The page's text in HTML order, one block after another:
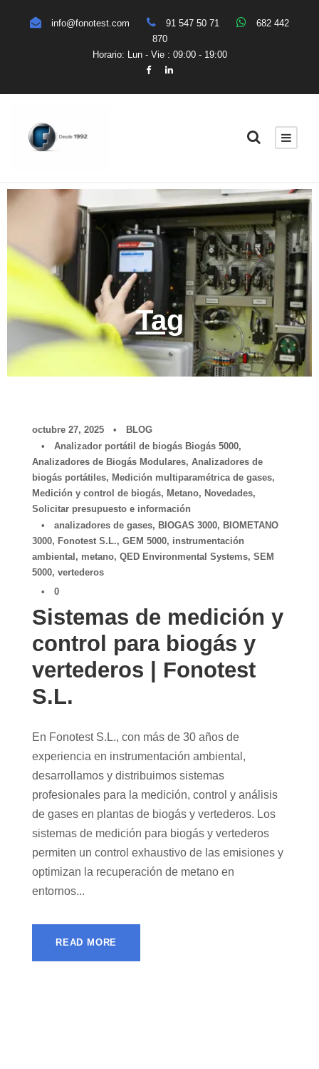
info@fonotest.com 91 547 50 71
682 442
870
Horario: Lun - Vie : 09:00 - 19:00
Tag
octubre 27, 2025 •
BLOG
•
Analizador portátil de biogás Biogás 5000,
Analizadores de Biogás Modulares, Analizadores de
biogás portátiles, Medición multiparamétrica de gases,
Medición y control de biogás, Metano, Novedades,
Solicitar presupuesto e información
•
analizadores de gases, BIOGAS 3000, BIOMETANO
3000, Fonotest S.L., GEM 5000, instrumentación
ambiental , metano, QED Environmental Systems, SEM
5000, vertederos
•
0
Sistemas de medición y
control para biogás y
vertederos | Fonotest
S.L.
En Fonotest S.L., con más de 30 años de
experiencia en instrumentación ambiental,
desarrollamos y distribuimos sistemas
profesionales para la medición, control y análisis
de gases en plantas de biogás y vertederos. Los
sistemas de medición para biogás y vertederos
permiten un control exhaustivo de las emisiones y
optimizan la recuperación de metano en
entornos...
READ MORE